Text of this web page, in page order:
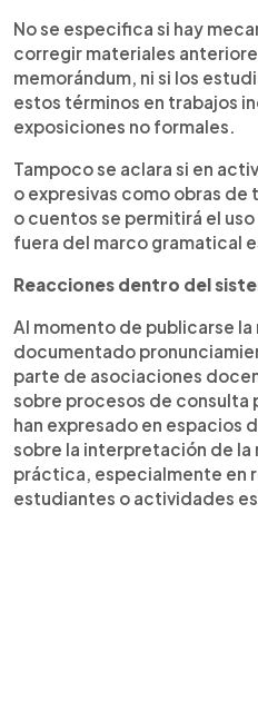
No se especifica si hay
corregir materiales
memorándum, ni si los
estos términos en trabajos
exposiciones no formales.
Tampoco se aclara si en
o expresivas como obras
o cuentos se permitirá el
fuera del marco gramatical
Reacciones dentro del
Al momento de publicarse la
documentado
parte de asociaciones
sobre procesos de consulta
han expresado en espacios
sobre la interpretación de la
práctica, especialmente en
estudiantes o actividades